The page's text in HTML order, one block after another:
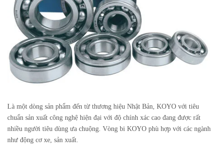
Là một dòng sản phẩm đến từ thương hiệu Nhật Bản, KOYO với tiêu
chuẩn sản xuất công nghệ hiện đại với độ chính xác cao đang được rất
nhiều người tiêu dùng ưa chuộng. Vòng bi KOYO phù hợp với các ngành
như động cơ xe, sản xuất.